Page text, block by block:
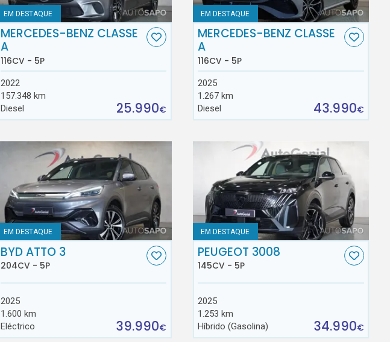
EM DESTAQUE
MERCEDES-BENZ CLASSE
A
116CV - 5P
2022
157.348 km
Diesel
25.990€
EM DESTAQUE
MERCEDES-BENZ CLASSE
A
116CV - 5P
2025
1.267 km
Diesel
43.990€
EM DESTAQUE
BYD ATTO 3
204CV - 5P
2025
1.600 km
Eléctrico
39.990€
EM DESTAQUE
PEUGEOT 3008
145CV - 5P
2025
1.253 km
Híbrido (Gasolina)
34.990€